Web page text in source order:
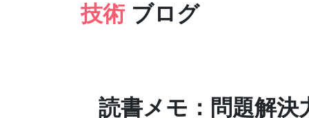
技術 ブログ
読書メモ：問題解